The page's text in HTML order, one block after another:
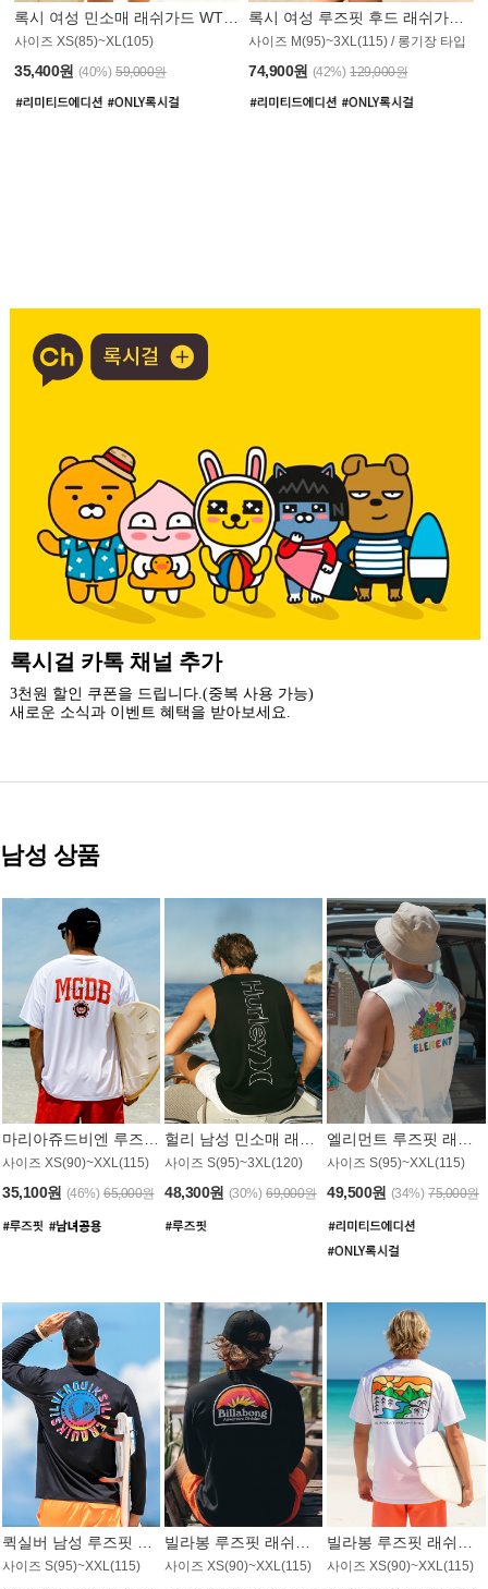
사이즈 XS(85)~XL(105)
35,400원 (40%) 59,000원
사이즈 M(95)~3XL(115) / 롱기장 타입
74,900원 (42%) 129,000원
더 가까운 쇼핑, 록시걸 모바일 앱
빠른쇼핑! 간편결제! 모바일에 딱 맞춘 쇼핑 앱
지금 설치하고 추가 할인 받아 가세요.
남성 상품
사이즈 XS(90)~XXL(115)
35,100원 (46%) 65,000원
사이즈 S(95)~3XL(120)
48,300원 (30%) 69,000원
사이즈 S(95)~XXL(115)
49,500원 (34%) 75,000원
사이즈 S(95)~XXL(115) 사이즈 XS(90)~XXL(115) 사이즈 XS(90)~XXL(115)